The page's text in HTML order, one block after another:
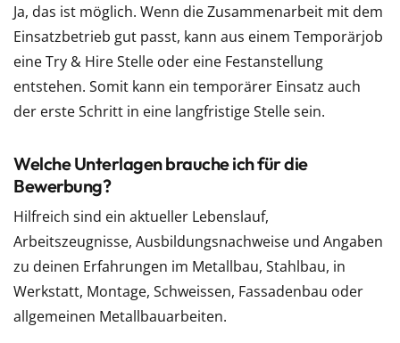
Ja, das ist möglich. Wenn die Zusammenarbeit mit dem
Einsatzbetrieb gut passt, kann aus einem Temporärjob
eine Try & Hire Stelle oder eine Festanstellung
entstehen. Somit kann ein temporärer Einsatz auch
der erste Schritt in eine langfristige Stelle sein.
Welche Unterlagen brauche ich für die
Bewerbung?
Hilfreich sind ein aktueller Lebenslauf,
Arbeitszeugnisse, Ausbildungsnachweise und Angaben
zu deinen Erfahrungen im Metallbau, Stahlbau, in
Werkstatt, Montage, Schweissen, Fassadenbau oder
allgemeinen Metallbauarbeiten.